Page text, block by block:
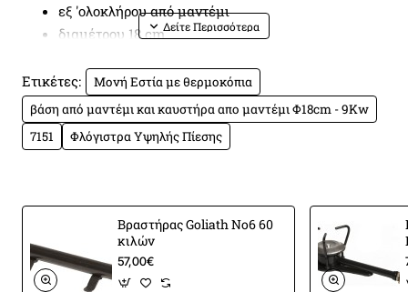
εξ 'ολοκλήρου από μαντέμι
διαμέτρου 18 cm
Με θερμοκόπια ασφαλείας
Διαστ. 40x40x18 cm
Ετικέτες:
Μονή Εστία με θερμοκόπια
βάση από μαντέμι και καυστήρα απο μαντέμι Φ18cm - 9Kw
7151
Φλόγιστρα Υψηλής Πίεσης
Βραστήρας Goliath Νο6 60
κιλών
57,00€